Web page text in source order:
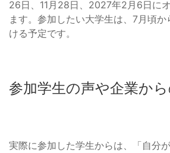
26日、11月28日、2027年2月6日に
ます。参加したい大学生は、7月頃
ける予定です。
参加学生の声や企業か
実際に参加した学生からは、「自分